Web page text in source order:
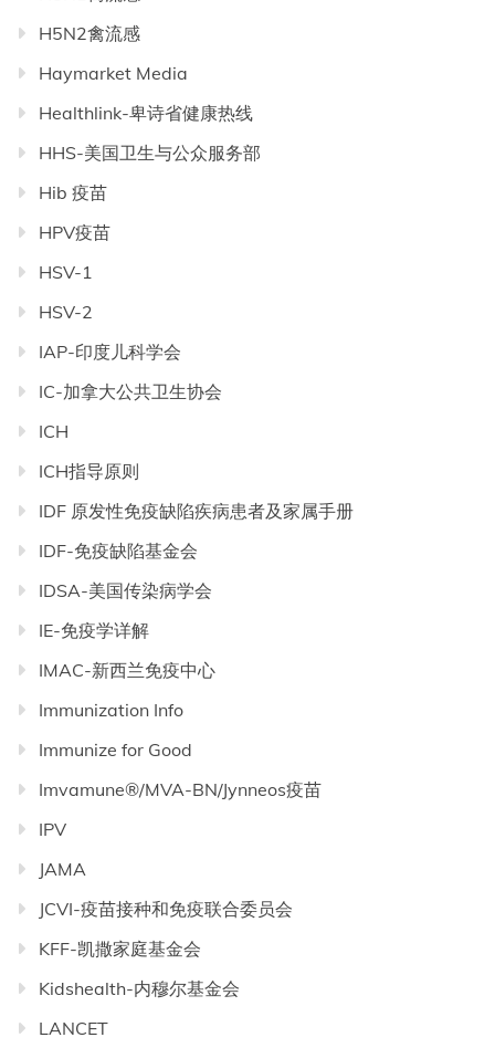
H5N2禽流感
Haymarket Media
Healthlink-卑诗省健康热线
HHS-美国卫生与公众服务部
Hib 疫苗
HPV疫苗
HSV-1
HSV-2
IAP-印度儿科学会
IC-加拿大公共卫生协会
ICH
ICH指导原则
IDF 原发性免疫缺陷疾病患者及家属手册
IDF-免疫缺陷基金会
IDSA-美国传染病学会
IE-免疫学详解
IMAC-新西兰免疫中心
Immunization Info
Immunize for Good
Imvamune®/MVA-BN/Jynneos疫苗
IPV
JAMA
JCVI-疫苗接种和免疫联合委员会
KFF-凯撒家庭基金会
Kidshealth-内穆尔基金会
LANCET